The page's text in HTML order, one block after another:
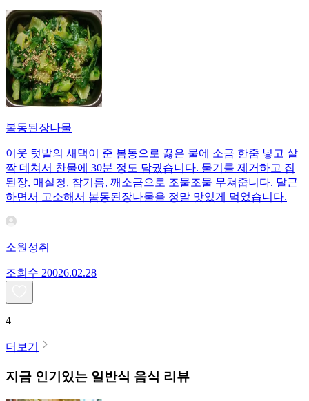
봄동된장나물
이웃 텃밭의 새댁이 준 봄동으로 끓은 물에 소금 한줌 넣고 살
짝 데쳐서 찬물에 30분 정도 담궜습니다. 물기를 제거하고 집
된장, 매실청, 참기름, 깨소금으로 조물조물 무쳐줍니다. 달근
하면서 고소해서 봄동된장나물을 정말 맛있게 먹었습니다.
소원성취
조회수 20026.02.28
4
더보기
지금 인기있는 일반식 음식 리뷰